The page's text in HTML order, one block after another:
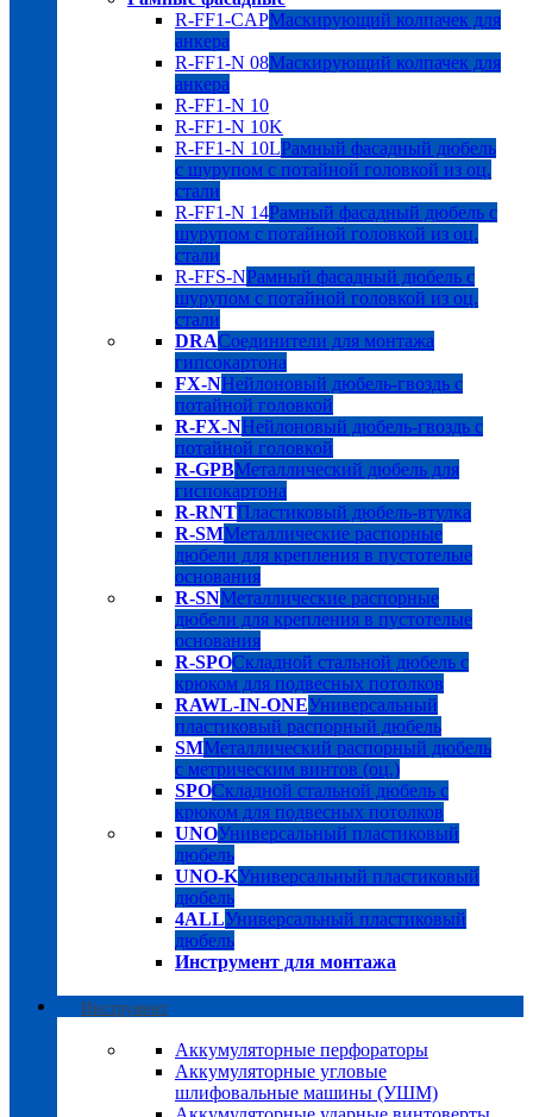
R-FF1-CAPМаскирующий колпачек для
анкера
R-FF1-N 08Маскирующий колпачек для
анкера
R-FF1-N 10
R-FF1-N 10K
R-FF1-N 10LРамный фасадный дюбель
с шурупом с потайной головкой из оц.
стали
R-FF1-N 14Рамный фасадный дюбель с
шурупом с потайной головкой из оц.
стали
R-FFS-NРамный фасадный дюбель с
шурупом с потайной головкой из оц.
стали
DRAСоединители для монтажа
гипсокартона
FX-NНейлоновый дюбель-гвоздь с
потайной головкой
R-FX-NНейлоновый дюбель-гвоздь с
потайной головкой
R-GPBМеталлический дюбель для
гиспокартона
R-RNTПластиковый дюбель-втулка
R-SMМеталлические распорные
дюбели для крепления в пустотелые
основания
R-SNМеталлические распорные
дюбели для крепления в пустотелые
основания
R-SPOСкладной стальной дюбель с
крюком для подвесных потолков
RAWL-IN-ONEУниверсальный
пластиковый распорный дюбель
SMМеталлический распорный дюбель
с метрическим винтов (оц.)
SPOСкладной стальной дюбель с
крюком для подвесных потолков
UNOУниверсальный пластиковый
дюбель
UNO-KУниверсальный пластиковый
дюбель
4ALLУниверсальный пластиковый
дюбель
Инструмент для монтажа
Инструмент
Аккумуляторные перфораторы
Аккумуляторные угловые
шлифовальные машины (УШМ)